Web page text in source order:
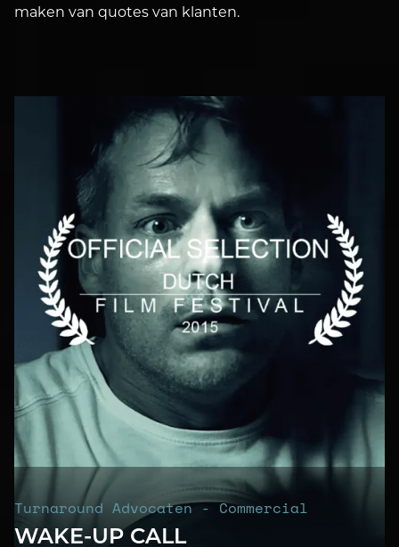
maken van quotes van klanten.
Turnaround Advocaten - Commercial
WAKE-UP CALL